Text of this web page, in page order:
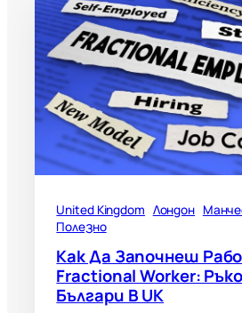
United Kingdom Лондон
Полезно
Как Да Започнеш
Fractional Worker:
Българи В UK